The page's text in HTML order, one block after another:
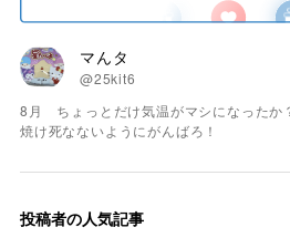
マんタ
@25kit6
8月 ちょっとだけ気温がマシになったか
焼け死なないようにがんばろ！
投稿者の人気記事